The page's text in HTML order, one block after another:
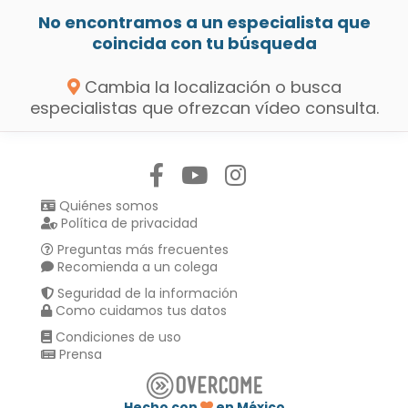
No encontramos a un especialista que
coincida con tu búsqueda
Cambia la localización o busca
especialistas que ofrezcan vídeo consulta.
Quiénes somos
Política de privacidad
Preguntas más frecuentes
Recomienda a un colega
Seguridad de la información
Como cuidamos tus datos
Condiciones de uso
Prensa